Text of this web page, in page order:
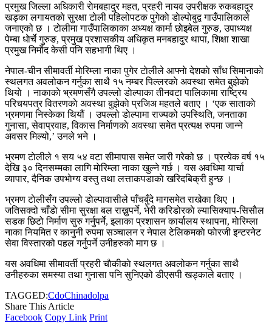
प्रमुख जिल्ला अधिकारी राेमबहादुर महत, प्रहरी नायव उपरीक्षक रुकबहादुर
खड्का लगायतकाे सुरक्षा टाेली पहिलोपटक पुगेकाे डाेल्पाेबुद्व गाउँपालिकाले
जनाएको छ । टाेलीमा गाउँपालिकाका अध्यक्ष कार्मा छाेइबेल गुरुङ, उपाध्यक्ष
पेम्बा धाेर्चे गुरुङ, प्रमुख प्रशासकीय अधिकृत मनबहादुर थापा, शिक्षा शाखा
प्रमुख निर्माेद केसी पनि सहभागी थिए ।
नेपाल-चीन सीमावर्ती माेरिम्ला नाका पुगेर टाेलीले आफ्नाे देशकाे साँध सिमानाकाे
स्थलगत अवलोकन गर्नुका साथै १५ नम्बर पिल्लरकाे अवस्था समेत बुझेकाे
थियाे । नाकाकाे भ्रमणसँगै उपल्लो डाेल्पाका तीनवटा पालिकामा राष्ट्रिय
परिचयपत्र वितरणकाे अवस्था बुझेकाे प्रजिअ महतले बताए । ‘एक साताकाे
भ्रमणमा निस्केका थियौं । उपल्लो डाेल्पामा राज्यको उपस्थिति, जनताका
गुनासा, सेवाप्रवाह, विकास निर्माणकाे अवस्था समेत प्रत्यक्ष रुपमा जान्ने
अवसर मिल्यो,’ उनले भने ।
भ्रमण टाेलीले १ सय ५४ वटा सीमापास समेत जारी गरेको छ । प्रत्येक वर्ष १५
देखि ३० दिनसम्मका लागि माेरिम्ला नाका खुल्ने गर्छ । यस अवधिमा यार्चा
व्यापार, दैनिक उपभाेग्य वस्तु तथा लत्ताकपडाकाे खरिदबिक्री हुन्छ ।
भ्रमण टाेलीसँग उपल्लो डाेल्पावासीले पाँचबुँदे मागसमेत राखेका थिए ।
जतिसक्दो चाँडाे सीमा सुरक्षा बल राख्नुपर्ने, भेरी करिडोरकाे ल्यासिक्याप-सिसाैल
सडक छिटो निर्माण सुरु गर्नुपर्ने, इलाका प्रशासन कार्यालय स्थापना, माेरिम्ला
नाका नियमित र कानुनी रुपमा सञ्चालन र नेपाल टेलिकमकाे फाेरजी इन्टरनेट
सेवा विस्तारको पहल गर्नुपर्ने उनीहरुको माग छ ।
यस अवधिमा सीमावर्ती प्रहरी चाैकीकाे स्थलगत अवलोकन गर्नुका साथै
उनीहरुका समस्या तथा गुनासा पनि सुनिएको डीएसपी खड्काले बताए ।
TAGGED:CdoChinadolpa
Share This Article
Facebook Copy Link Print